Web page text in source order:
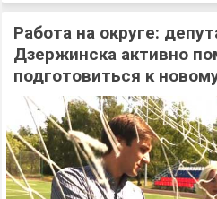
Работа на округе:
Дзержинска активно
подготовиться к